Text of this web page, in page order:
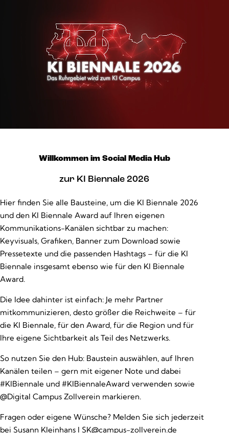
Willkommen im Social Media Hub
zur KI Biennale 2026
Hier finden Sie alle Bausteine, um die KI Biennale 2026
und den KI Biennale Award auf Ihren eigenen
Kommunikations-Kanälen sichtbar zu machen:
Keyvisuals, Grafiken, Banner zum Download sowie
Pressetexte und die passenden Hashtags – für die KI
Biennale insgesamt ebenso wie für den KI Biennale
Award.
Die Idee dahinter ist einfach: Je mehr Partner
mitkommunizieren, desto größer die Reichweite – für
die KI Biennale, für den Award, für die Region und für
Ihre eigene Sichtbarkeit als Teil des Netzwerks.
So nutzen Sie den Hub: Baustein auswählen, auf Ihren
Kanälen teilen – gern mit eigener Note und dabei
#KIBiennale und #KIBiennaleAward verwenden sowie
@Digital Campus Zollverein markieren.
Fragen oder eigene Wünsche? Melden Sie sich jederzeit
bei Susann Kleinhans I SK@campus-zollverein.de